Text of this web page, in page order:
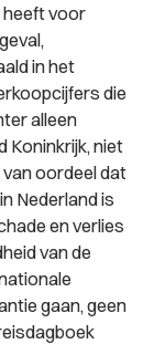
heeft voor
in het
die
alleen
Koninkrijk, niet
van oordeel dat
Nederland is
en verlies
van de
gaan, geen